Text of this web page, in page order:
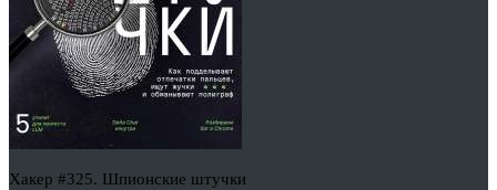
Хакер #325. Шпионские штучки